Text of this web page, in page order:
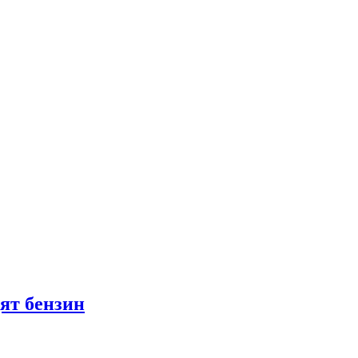
бензин